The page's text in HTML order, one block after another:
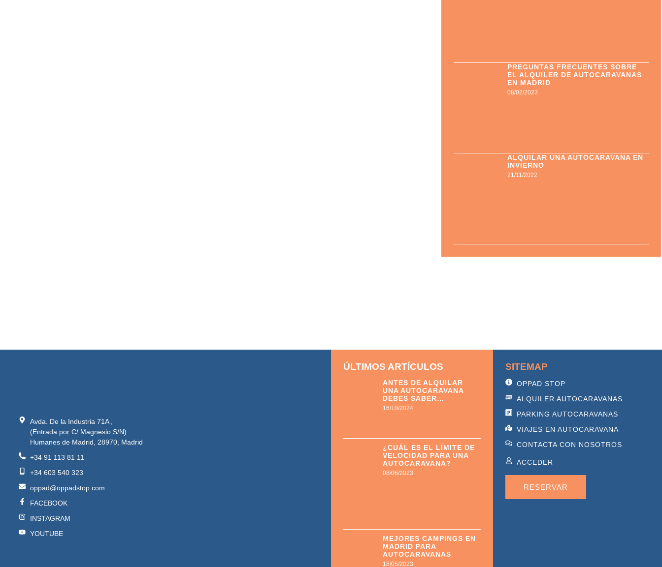
PREGUNTAS FRECUENTES SOBRE
EL ALQUILER DE AUTOCARAVANAS
EN MADRID
08/02/2023
ALQUILAR UNA AUTOCARAVANA EN
INVIERNO
21/11/2022
Avda. De la Industria 71A ,
(Entrada por C/ Magnesio S/N)
Humanes de Madrid, 28970, Madrid
+34 91 113 81 11
+34 603 540 323
oppad@oppadstop.com
FACEBOOK
INSTAGRAM
YOUTUBE
ÚLTIMOS ARTÍCULOS
ANTES DE ALQUILAR
UNA AUTOCARAVANA
DEBES SABER…
16/10/2024
¿CUÁL ES EL LÍMITE DE
VELOCIDAD PARA UNA
AUTOCARAVANA?
08/06/2023
MEJORES CAMPINGS EN
MADRID PARA
AUTOCARAVANAS
18/05/2023
SITEMAP
OPPAD STOP
ALQUILER AUTOCARAVANAS
PARKING AUTOCARAVANAS
VIAJES EN AUTOCARAVANA
CONTACTA CON NOSOTROS
ACCEDER
RESERVAR